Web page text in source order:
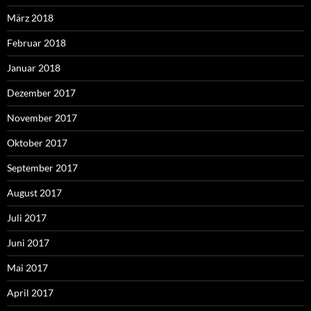
März 2018
Februar 2018
Januar 2018
Dezember 2017
November 2017
Oktober 2017
September 2017
August 2017
Juli 2017
Juni 2017
Mai 2017
April 2017